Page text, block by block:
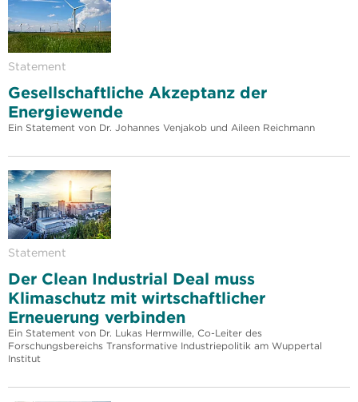
Statement
Gesellschaftliche Akzeptanz der
Energiewende
Ein Statement von Dr. Johannes Venjakob und Aileen Reichmann
Statement
Der Clean Industrial Deal muss
Klimaschutz mit wirtschaftlicher
Erneuerung verbinden
Ein Statement von Dr. Lukas Hermwille, Co-Leiter des
Forschungsbereichs Transformative Industriepolitik am Wuppertal
Institut